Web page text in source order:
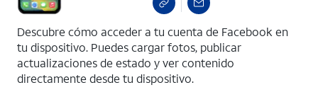
Descubre cómo acceder a tu cuenta de Facebook en
tu dispositivo. Puedes cargar fotos, publicar
actualizaciones de estado y ver contenido
directamente desde tu dispositivo.